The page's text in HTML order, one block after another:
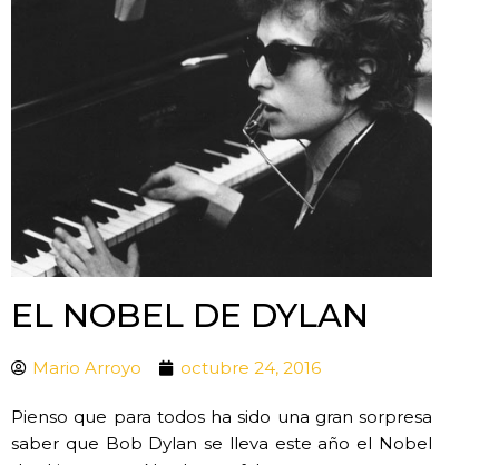
EL NOBEL DE DYLAN
Mario Arroyo octubre 24, 2016
Pienso que para todos ha sido una gran sorpresa
saber que Bob Dylan se lleva este año el Nobel